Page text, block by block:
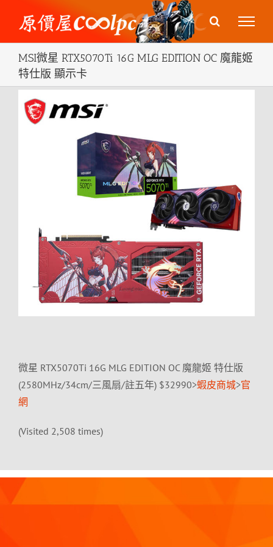
content
MSI微星 RTX5070Ti 16G MLG EDITION OC 魔龍姬
特仕版 顯示卡
View
Larger
微星 RTX5070Ti 16G MLG EDITION OC 魔龍姬 特仕版
(2580MHz/34cm/三風扇/註五年) $32990>蝦皮商城>官
網
(Visited 2,508 times)